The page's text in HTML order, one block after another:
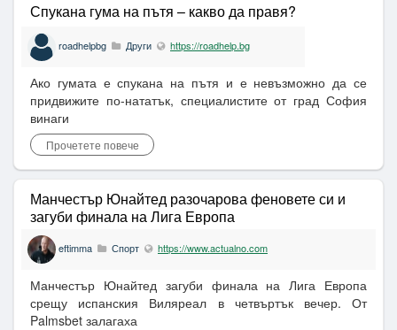
Спукана гума на пътя – какво да правя?
roadhelpbg Други https://roadhelp.bg
Ако гумата е спукана на пътя и е невъзможно да се
придвижите по-нататък, специалистите от град София
винаги
Прочетете повече
Манчестър Юнайтед разочарова феновете си и
загуби финала на Лига Европа
eftimma Спорт https://www.actualno.com
Манчестър Юнайтед загуби финала на Лига Европа
срещу испанския Виляреал в четвъртък вечер. От
Palmsbet залагаха